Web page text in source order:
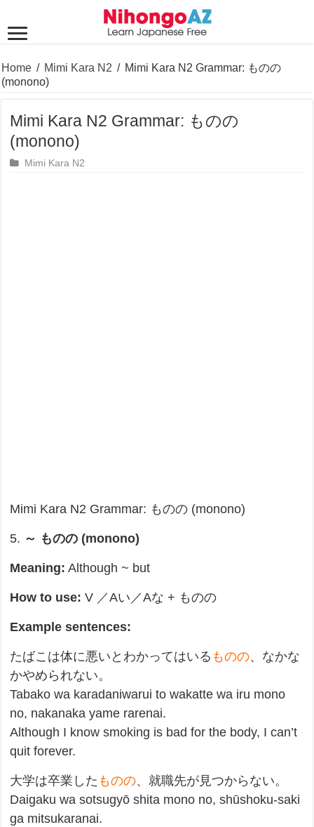
Home / Mimi Kara N2 / Mimi Kara N2 Grammar: ものの
(monono)
Mimi Kara N2 Grammar: ものの
(monono)
Mimi Kara N2
Mimi Kara N2 Grammar: ものの (monono)
5. ～ ものの (monono)
Meaning: Although ~ but
How to use: V ／Aい／Aな + ものの
Example sentences:
たばこは体に悪いとわかってはいる ものの、なかな
かやめられない。
Tabako wa karadaniwarui to wakatte wa iru mono
no, nakanaka yame rarenai.
Although I know smoking is bad for the body, I can’t
quit forever.
大学は卒業した ものの、就職先が見つからない。
Daigaku wa sotsugyō shita mono no, shūshoku-saki
ga mitsukaranai.